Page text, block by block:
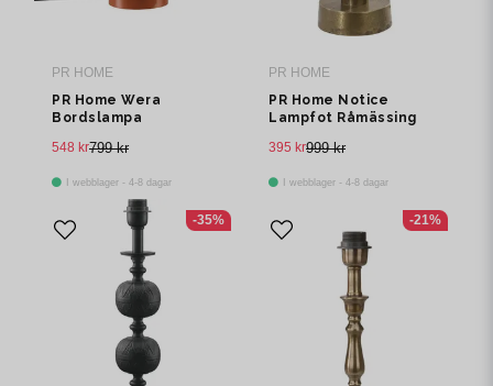
PR HOME
PR Home Wera
Bordslampa
799 kr
548 kr
I webblager - 4-8 dagar
PR HOME
PR Home Notice
Lampfot Råmässing
999 kr
395 kr
I webblager - 4-8 dagar
-35% -21%